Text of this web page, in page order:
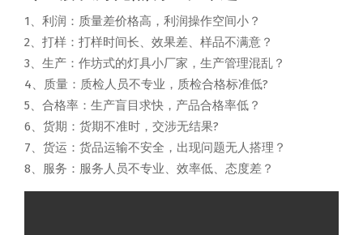
1、利润：质量差价格高，利润操作空间小？
2、打样：打样时间长、效果差、样品不满意？
3、生产：作坊式的灯具小厂家，生产管理混乱？
4、质量：质检人员不专业，质检合格标准低?
5、合格率：生产盲目求快，产品合格率低？
6、货期：货期不准时，交涉无结果?
7、货运：货品运输不安全，出现问题无人搭理？
8、服务：服务人员不专业、效率低、态度差？